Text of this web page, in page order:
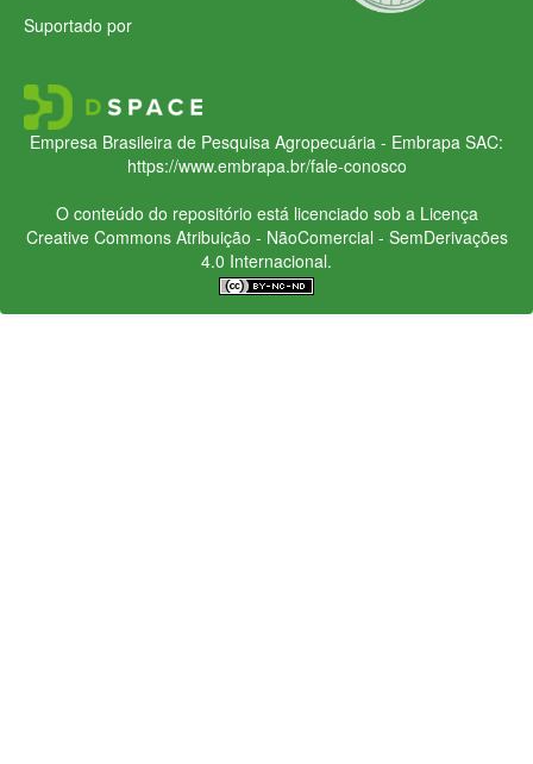
Suportado por
Empresa Brasileira de Pesquisa Agropecuária - Embrapa SAC:
https://www.embrapa.br/fale-conosco
O conteúdo do repositório está licenciado sob a Licença
Creative CommonsAtribuição - NãoComercial - SemDerivações
4.0 Internacional.